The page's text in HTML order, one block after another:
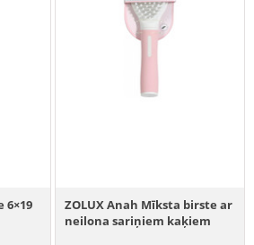
6×19
ZOLUX Anah Mīksta birste ar
neilona sariņiem kaķiem